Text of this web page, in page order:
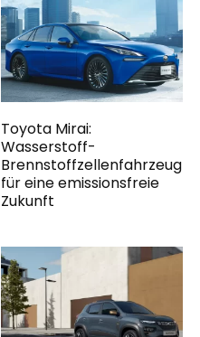
Toyota Mirai:
Wasserstoff-
Brennstoffzellenfahrzeug
für eine emissionsfreie
Zukunft